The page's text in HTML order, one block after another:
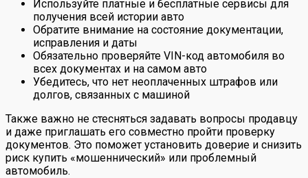
Используйте платные и бесплатные сервисы для
получения всей истории авто
Обратите внимание на состояние документации,
исправления и даты
Обязательно проверяйте VIN-код автомобиля во
всех документах и на самом авто
Убедитесь, что нет неоплаченных штрафов или
долгов, связанных с машиной
Также важно не стесняться задавать вопросы продавцу
и даже приглашать его совместно пройти проверку
документов. Это поможет установить доверие и снизить
риск купить «мошеннический» или проблемный
автомобиль.